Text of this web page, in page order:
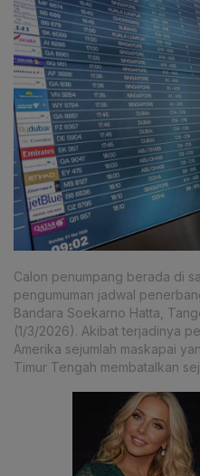
Calon penumpang berada di
pengumuman jadwal
Bandara Soekarno Hatta,
(1/3/2026). Akibat terjadinya
Amerika sejumlah maskapai
Timur Tengah membatalkan